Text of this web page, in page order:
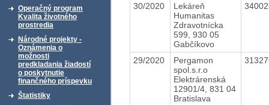
Operačný program
Kvalita životného
prostredia
Národné projekty -
Oznámenia o
možnosti
predkladania žiadostí
o poskytnutie
finančného príspevku
Štatistiky
30/2020
Lekáreň
Humanitas
Zdravotnícka
599, 930 05
Gabčíkovo
29/2020
Pergamon
spol.s.r.o
Elektrárenská
12901/4, 831 04
Bratislava